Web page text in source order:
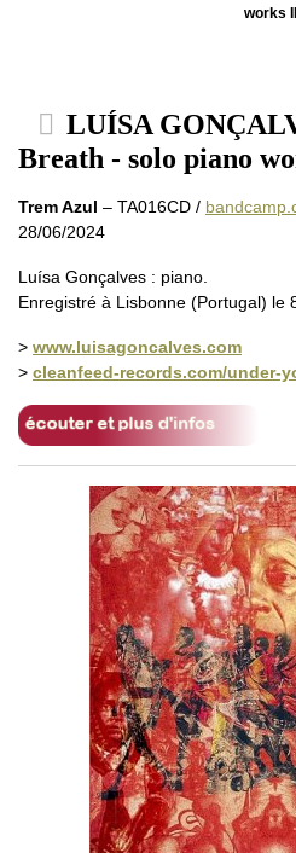
works II
LUÍSA
Breath - solo piano
Trem Azul – TA016CD /
28/06/2024
Luísa Gonçalves : piano.
Enregistré à Lisbonne (Portugal) le
> www.luisagoncalves.com
> cleanfeed-records.com/under-